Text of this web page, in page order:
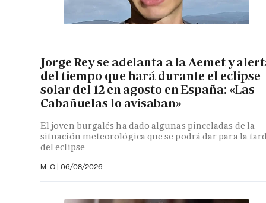
Jorge Rey se adelanta a la Aemet y
del tiempo que hará durante el eclipse
solar del 12 en agosto en España: «Las
Cabañuelas lo avisaban»
El joven burgalés ha dado algunas pinceladas de la
situación meteorológica que se podrá dar para la
del eclipse
M. O | 06/08/2026